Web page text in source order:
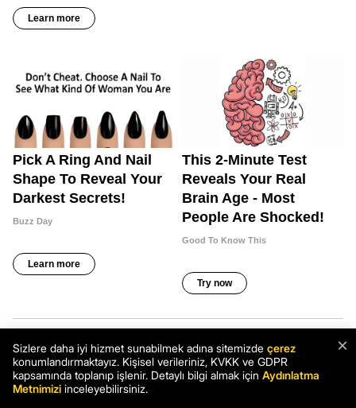
×
Sizlere daha iyi hizmet sunabilmek adına sitemizde çerez
konumlandırmaktayız. Kişisel verileriniz, KVKK ve GDPR
kapsamında toplanıp işlenir. Detaylı bilgi almak için Aydınlatma
Metnimizi inceleyebilirsiniz.